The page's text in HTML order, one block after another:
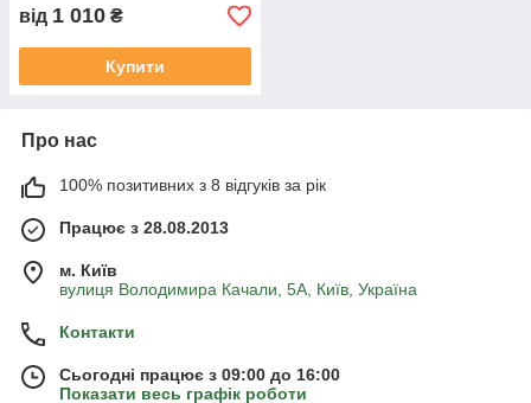
від 1 010 ₴
Купити
Про нас
100% позитивних з 8 відгуків за рік
Працює з 28.08.2013
м. Київ
вулиця Володимира Качали, 5А, Київ, Україна
Контакти
Сьогодні працює з 09:00 до 16:00
Показати весь графік роботи